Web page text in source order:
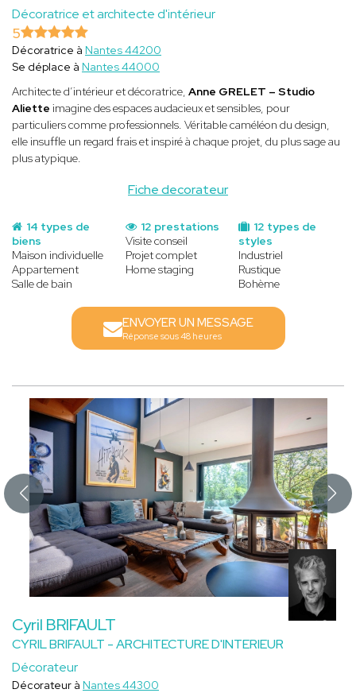
Décoratrice et architecte d'intérieur
Fiche decorateur
5
Décoratrice à Nantes 44200
Se déplace à Nantes 44000
Architecte d’intérieur et décoratrice, Anne GRELET – Studio
Aliette imagine des espaces audacieux et sensibles, pour
particuliers comme professionnels. Véritable caméléon du design,
elle insuffle un regard frais et inspiré à chaque projet, du plus sage au
plus atypique.
14 types de
biens
Maison individuelle
Appartement
Salle de bain
12 types de
styles
Industriel
Rustique
Bohème
12 prestations
Visite conseil
Projet complet
Home staging
ENVOYER UN MESSAGE
Réponse sous 48 heures
Cyril BRIFAULT
CYRIL BRIFAULT - ARCHITECTURE D'INTERIEUR
Décorateur
Décorateur à Nantes 44300